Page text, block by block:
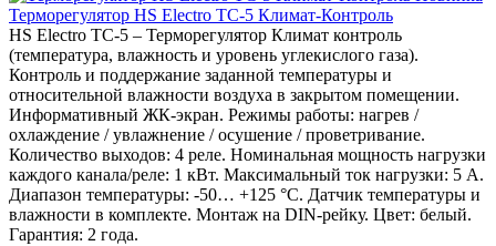
Терморегулятор HS Electro ТС-5 Климат-Контроль
HS Electro ТС-5 – Терморегулятор Климат контроль
(температура, влажность и уровень углекислого газа).
Контроль и поддержание заданной температуры и
относительной влажности воздуха в закрытом помещении.
Информативный ЖК-экран. Режимы работы: нагрев /
охлаждение / увлажнение / осушение / проветривание.
Количество выходов: 4 реле. Номинальная мощность нагрузки
каждого канала/реле: 1 кВт. Максимальный ток нагрузки: 5 А.
Диапазон температуры: -50… +125 °С. Датчик температуры и
влажности в комплекте. Монтаж на DIN-рейку. Цвет: белый.
Гарантия: 2 года.